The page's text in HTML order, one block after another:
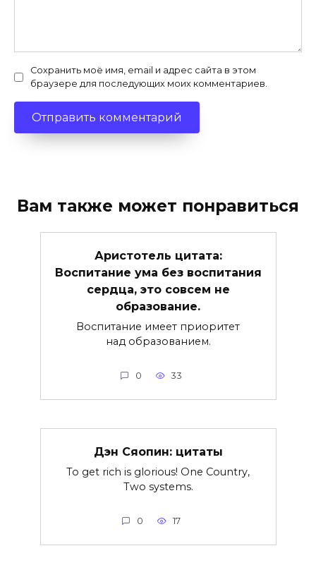
Сохранить моё имя, email и адрес сайта в этом
браузере для последующих моих комментариев.
Вам также может понравиться
Аристотель цитата:
Воспитание ума без воспитания
сердца, это совсем не
образование.
Воспитание имеет приоритет
над образованием.
0 33
Дэн Сяопин: цитаты
To get rich is glorious! One Country,
Two systems.
0 17